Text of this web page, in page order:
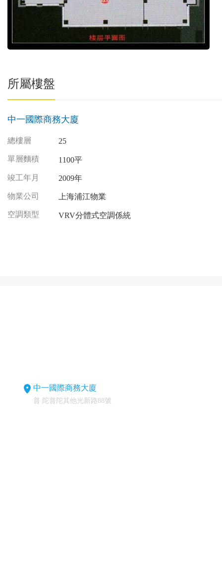
所屬樓盤
中一國際商務大廈
總樓層 25
單層麵積 1100平
竣工年月 2009年
物業公司 上海浦江物業
空調類型 VRV分體式空調係統
中一國際商務大廈
普 陀普陀其他光新路88號